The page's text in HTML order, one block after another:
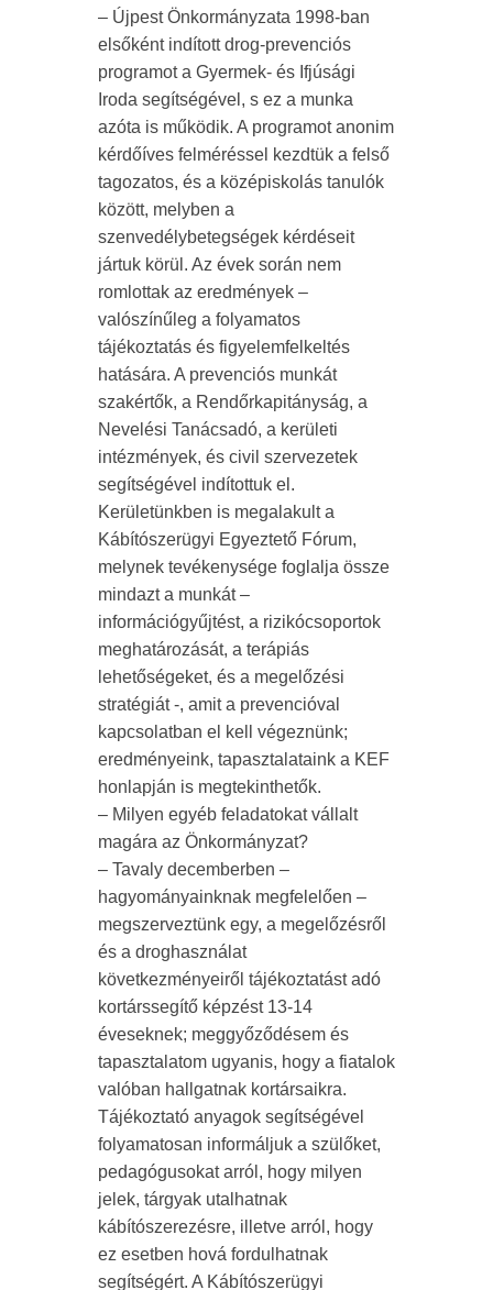
– Újpest Önkormányzata 1998-ban
elsőként indított drog-prevenciós
programot a Gyermek- és Ifjúsági
Iroda segítségével, s ez a munka
azóta is működik. A programot anonim
kérdőíves felméréssel kezdtük a felső
tagozatos, és a középiskolás tanulók
között, melyben a
szenvedélybetegségek kérdéseit
jártuk körül. Az évek során nem
romlottak az eredmények –
valószínűleg a folyamatos
tájékoztatás és figyelemfelkeltés
hatására. A prevenciós munkát
szakértők, a Rendőrkapitányság, a
Nevelési Tanácsadó, a kerületi
intézmények, és civil szervezetek
segítségével indítottuk el.
Kerületünkben is megalakult a
Kábítószerügyi Egyeztető Fórum,
melynek tevékenysége foglalja össze
mindazt a munkát –
információgyűjtést, a rizikócsoportok
meghatározását, a terápiás
lehetőségeket, és a megelőzési
stratégiát -, amit a prevencióval
kapcsolatban el kell végeznünk;
eredményeink, tapasztalataink a KEF
honlapján is megtekinthetők.
– Milyen egyéb feladatokat vállalt
magára az Önkormányzat?
– Tavaly decemberben –
hagyományainknak megfelelően –
megszerveztünk egy, a megelőzésről
és a droghasználat
következményeiről tájékoztatást adó
kortárssegítő képzést 13-14
éveseknek; meggyőződésem és
tapasztalatom ugyanis, hogy a fiatalok
valóban hallgatnak kortársaikra.
Tájékoztató anyagok segítségével
folyamatosan informáljuk a szülőket,
pedagógusokat arról, hogy milyen
jelek, tárgyak utalhatnak
kábítószerezésre, illetve arról, hogy
ez esetben hová fordulhatnak
segítségért. A Kábítószerügyi